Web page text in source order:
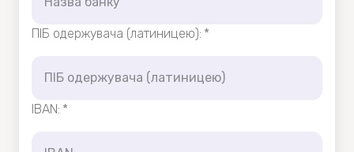
ПІБ одержувача (латиницею): *
IBAN: *